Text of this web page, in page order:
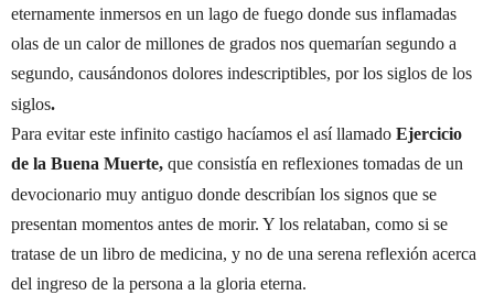
eternamente inmersos en un lago de fuego donde sus inflamadas
olas de un calor de millones de grados nos quemarían segundo a
segundo, causándonos dolores indescriptibles, por los siglos de los
siglos.
Para evitar este infinito castigo hacíamos el así llamado Ejercicio
de la Buena Muerte, que consistía en reflexiones tomadas de un
devocionario muy antiguo donde describían los signos que se
presentan momentos antes de morir. Y los relataban, como si se
tratase de un libro de medicina, y no de una serena reflexión acerca
del ingreso de la persona a la gloria eterna.